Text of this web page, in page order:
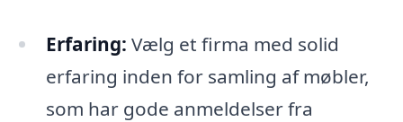
Erfaring: Vælg et firma med solid
erfaring inden for samling af møbler,
som har gode anmeldelser fra